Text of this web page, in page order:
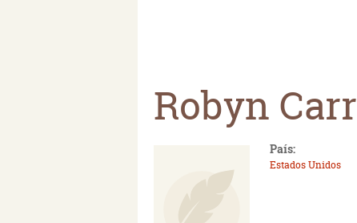
Robyn Carr
País:
Estados Unidos